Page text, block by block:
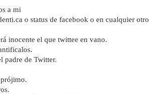
a mi
o status de facebook o en cualquier otro
inocente el que twittee en vano.
padre de Twitter.